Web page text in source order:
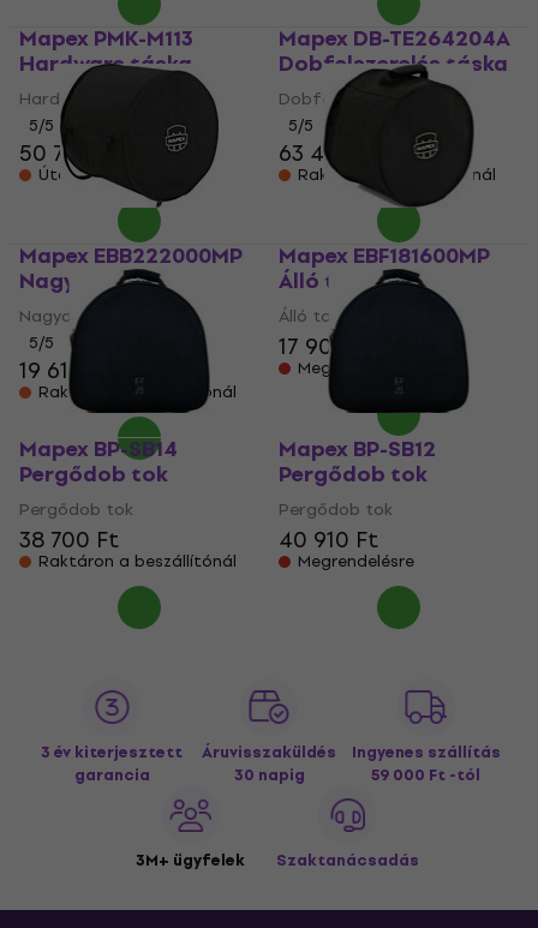
Mapex PMK-M113
Hardware táska
Hardware táska
5/5
50 770 Ft
Úton van
Mapex DB-TE264204A
Dobfelszerelés táska
Dobfelszerelés táska
5/5
63 440 Ft
Raktáron a beszállítónál
Mapex EBB222000MP
Nagydob tok
Nagydob tok
5/5
19 610 Ft
Raktáron a beszállítónál
Mapex EBF181600MP
Álló tam doboz
Álló tam doboz
17 900 Ft
Megrendelésre
Mapex BP-SB14
Pergődob tok
Pergődob tok
38 700 Ft
Raktáron a beszállítónál
Mapex BP-SB12
Pergődob tok
Pergődob tok
40 910 Ft
Megrendelésre
3 év kiterjesztett
garancia
Áruvisszaküldés
30 napig
Ingyenes szállítás
59 000 Ft -tól
3M+ ügyfelek Szaktanácsadás